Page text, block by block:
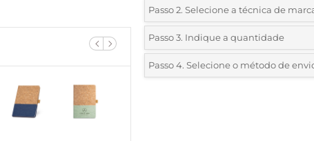
Passo 2. Selecione a técnica de
*Selecione o tipo de marcação e as
1 Cor (Num lado)
Passo 3. Indique a quantidade
*Quantidade mínima:10
Passo 4. Selecione o método de